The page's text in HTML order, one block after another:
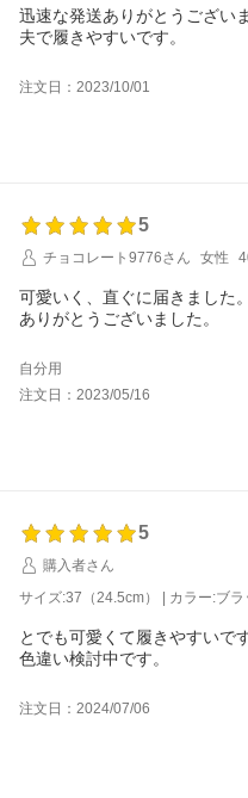
迅速な発送ありがとうござい
夫で履きやすいです。
注文日：2023/10/01
5
チョコレート9776さん
女性
可愛いく、直ぐに届きました。
ありがとうございました。
自分用
注文日：2023/05/16
5
購入者さん
サイズ:37（24.5cm） | カラー:ブラ
とでも可愛くて履きやすいで
色違い検討中です。
注文日：2024/07/06